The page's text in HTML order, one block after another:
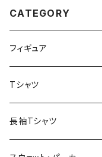
CATEGORY
フィギュア
Tシャツ
長袖Tシャツ